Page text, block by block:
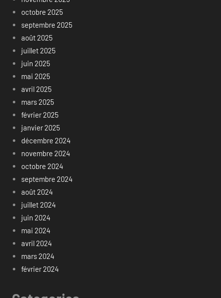
octobre 2025
septembre 2025
août 2025
juillet 2025
juin 2025
mai 2025
avril 2025
mars 2025
février 2025
janvier 2025
décembre 2024
novembre 2024
octobre 2024
septembre 2024
août 2024
juillet 2024
juin 2024
mai 2024
avril 2024
mars 2024
février 2024